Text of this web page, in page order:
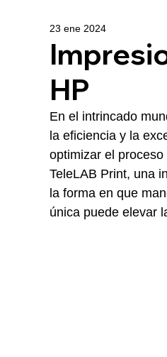
HP
23 ene 2024
En el intrincado
la eficiencia y la
optimizar el
TeleLAB Print, una
la forma en que
única puede elevar